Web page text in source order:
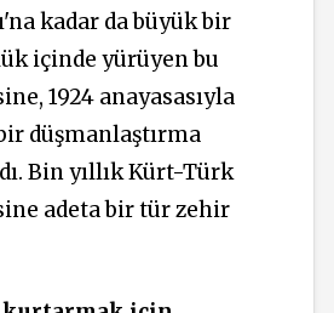
kadar da büyük bir
içinde yürüyen bu
1924 anayasasıyla
düşmanlaştırma
Bin yıllık Kürt-Türk
adeta bir tür zehir